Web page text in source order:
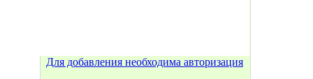
Для добавления необходима авторизация